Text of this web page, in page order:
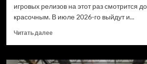
игровых релизов на этот раз смотрится
красочным. В июле 2026-го выйдут и...
Читать далееПрочитать
Ремейк